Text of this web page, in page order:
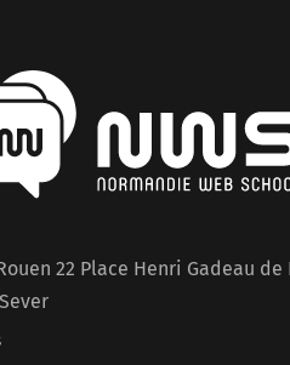
22 Place Henri Gadeau